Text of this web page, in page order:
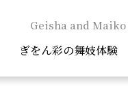
Geisha and
ぎをん彩の舞妓体験